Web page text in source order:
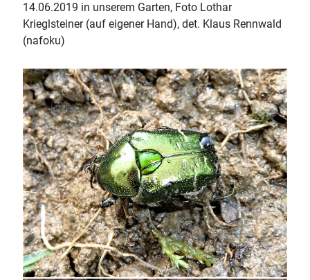
14.06.2019 in unserem Garten, Foto Lothar
Krieglsteiner (auf eigener Hand), det. Klaus Rennwald
(nafoku)